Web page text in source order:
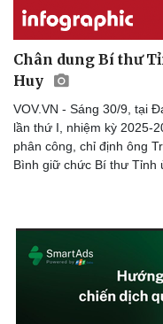
Chân dung Bí thư
Huy
VOV.VN - Sáng 30/9, tại
lần thứ I, nhiệm kỳ 2025-
phân công, chỉ định ông
Bình giữ chức Bí thư Tỉnh